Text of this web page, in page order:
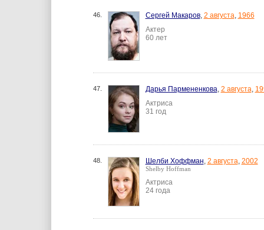
46. Сергей Макаров, 2 августа, 1966
Актер
60 лет
47. Дарья Пармененкова, 2 августа,
Актриса
31 год
48. Шелби Хоффман, 2 августа, 2002
Shelby Hoffman
Актриса
24 года